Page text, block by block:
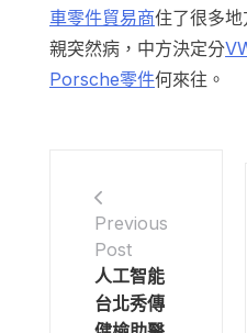
車零件貿易商住了很多
親突然病，中方決定分
Porsche零件何來往。
Previous
Post
人工智能
台北秀傳